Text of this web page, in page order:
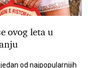
ovog leta u
od najpopularnijih